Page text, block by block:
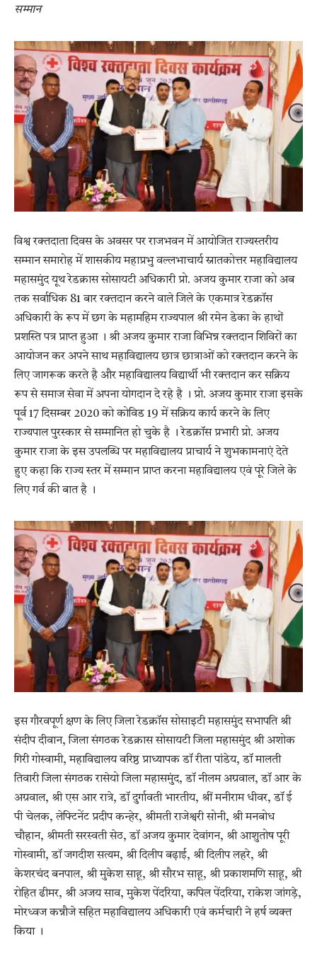
सम्मान
विश्व रक्तदाता दिवस के अवसर पर राजभवन में आयोजित राज्यस्तरीय
सम्मान समारोह में शासकीय महाप्रभु वल्लभाचार्य स्नातकोत्तर महाविद्यालय
महासमुंद यूथ रेडक्रास सोसायटी अधिकारी प्रो. अजय कुमार राजा को अब
तक सर्वाधिक 81 बार रक्तदान करने वाले जिले के एकमात्र रेडक्रॉस
अधिकारी के रूप में छग के महामहिम राज्यपाल श्री रमेन डेका के हाथों
प्रशस्ति पत्र प्राप्त हुआ । श्री अजय कुमार राजा विभिन्न रक्तदान शिविरों का
आयोजन कर अपने साथ महाविद्यालय छात्र छात्राओं को रक्तदान करने के
लिए जागरूक करते है और महाविद्यालय विद्यार्थी भी रक्तदान कर सक्रिय
रूप से समाज सेवा में अपना योगदान दे रहे है । प्रो. अजय कुमार राजा इसके
पूर्व 17 दिसम्बर 2020 को कोविड 19 में सक्रिय कार्य करने के लिए
राज्यपाल पुरस्कार से सम्मानित हो चुके है । रेडक्रॉस प्रभारी प्रो. अजय
कुमार राजा के इस उपलब्धि पर महाविद्यालय प्राचार्य ने शुभकामनाएं देते
हुए कहा कि राज्य स्तर में सम्मान प्राप्त करना महाविद्यालय एवं पूरे जिले के
लिए गर्व की बात है ।
इस गौरवपूर्ण क्षण के लिए जिला रेडक्रॉस सोसाइटी महासमुंद सभापति श्री
संदीप दीवान, जिला संगठक रेडक्रास सोसायटी जिला महासमुंद श्री अशोक
गिरी गोस्वामी, महाविद्यालय वरिष्ठ प्राध्यापक डॉ रीता पांडेय, डॉ मालती
तिवारी जिला संगठक रासेयो जिला महासमुंद, डॉ नीलम अग्रवाल, डॉ आर के
अग्रवाल, श्री एस आर रात्रे, डॉ दुर्गावती भारतीय, श्रीं मनीराम धीवर, डॉ ई
पी चेलक, लेफ्टिनेंट प्रदीप कन्हेर, श्रीमती राजेश्वरी सोनी, श्री मनबोध
चौहान, श्रीमती सरस्वती सेठ, डॉ अजय कुमार देवांगन, श्री आशुतोष पूरी
गोस्वामी, डॉ जगदीश सत्यम, श्री दिलीप बढ़ाई, श्री दिलीप लहरे, श्री
केशरचंद बनपाल, श्री मुकेश साहू, श्री सौरभ साहू, श्री प्रकाशमणि साहू, श्री
रोहित ढीमर, श्री अजय साव, मुकेश पेंदरिया, कपिल पेंदरिया, राकेश जांगड़े,
मोरध्वज कन्नौजे सहित महाविद्यालय अधिकारी एवं कर्मचारी ने हर्ष व्यक्त
किया ।